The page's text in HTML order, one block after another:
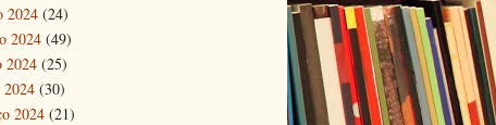
2024 (24)
2024 (49)
2024 (25)
(30)
2024 (21)